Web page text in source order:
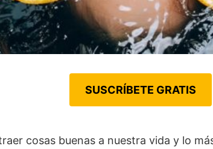
SUSCRÍBETE GRATIS
cosas buenas a nuestra vida y lo